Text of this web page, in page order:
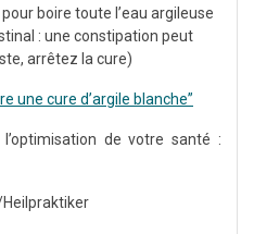
boire toute l’eau argileuse
: une constipation peut
arrêtez la cure)
une cure d’argile blanche”
de votre santé :